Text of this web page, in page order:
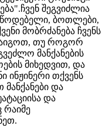
შეგვიძლია
ბოთლები,
მობრძანება ჩვენს
თუ როგორ
მანქანების
მიხედვით, და
ინჟინერი თქვენს
და
და
რაიმე